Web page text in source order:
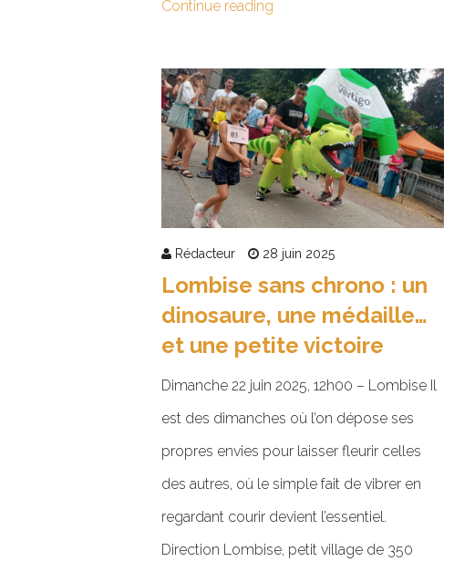
Continue reading
Rédacteur 28 juin 2025
Lombise sans chrono : un
dinosaure, une médaille…
et une petite victoire
Dimanche 22 juin 2025, 12h00 – Lombise Il
est des dimanches où l’on dépose ses
propres envies pour laisser fleurir celles
des autres, où le simple fait de vibrer en
regardant courir devient l’essentiel.
Direction Lombise, petit village de 350